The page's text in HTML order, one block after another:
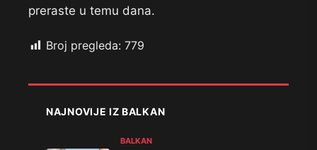
preraste u temu dana.
Broj pregleda: 779
NAJNOVIJE IZ BALKAN
BALKAN